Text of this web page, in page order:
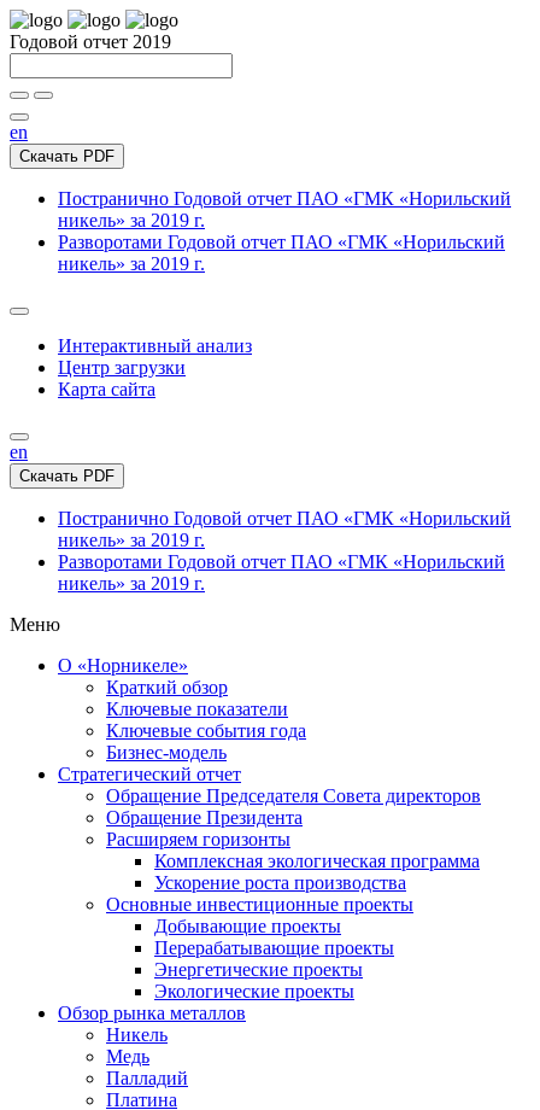
Годовой отчет 2019
en
Скачать PDF
Постранично Годовой отчет ПАО «ГМК «Норильский
никель» за 2019 г.
Разворотами Годовой отчет ПАО «ГМК «Норильский
никель» за 2019 г.
Интерактивный анализ
Центр загрузки
Карта сайта
en
Скачать PDF
Постранично Годовой отчет ПАО «ГМК «Норильский
никель» за 2019 г.
Разворотами Годовой отчет ПАО «ГМК «Норильский
никель» за 2019 г.
Меню
О «Норникеле»
Краткий обзор
Ключевые показатели
Ключевые события года
Бизнес-модель
Стратегический отчет
Обращение Председателя Совета директоров
Обращение Президента
Расширяем горизонты
Комплексная экологическая программа
Ускорение роста производства
Основные инвестиционные проекты
Добывающие проекты
Перерабатывающие проекты
Энергетические проекты
Экологические проекты
Обзор рынка металлов
Никель
Медь
Палладий
Платина